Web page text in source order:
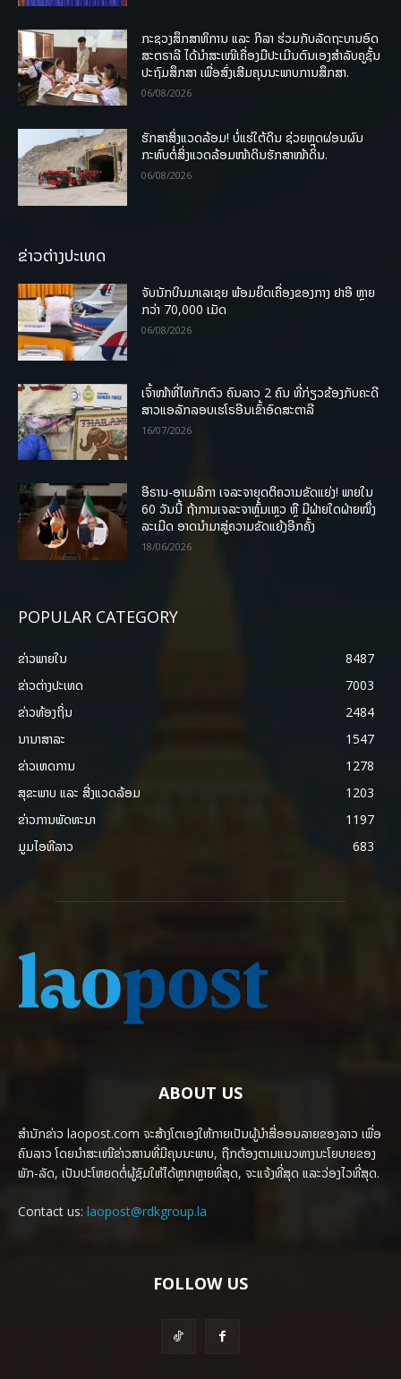
ກະຊວງສຶກສາທິການ ແລະ ກິລາ ຮ່ວມກັບລັດຖະບານອົດ
ສະຕຣາລີ ໄດ້ນຳສະເໜີເຄື່ອງມືປະເມີນຕົນເອງສຳລັບຄູຊັ້ນ
ປະຖົມສຶກສາ ເພື່ອສົ່ງເສີມຄຸນນະພາບການສຶກສາ.
06/08/2026
ຮັກສາສິ່ງແວດລ້ອມ! ບໍ່ແຮ່ໃຕ້ດິນ ຊ່ວຍຫຼຸດຜ່ອນຜົນ
ກະທົບຕໍ່ສິ່ງແວດລ້ອມໜ້າດິນຮັກສາໜ້າດິນ.
06/08/2026
ຂ່າວຕ່າງປະເທດ
ຈັບນັກບິນມາເລເຊຍ ພ້ອມຍຶດເຄື່ອງຂອງກາງ ຢາອີ ຫຼາຍ
ກວ່າ 70,000 ເມັດ
06/08/2026
ເຈົ້າໜ້າທີ່ໄທກັກຕົວ ຄົນລາວ 2 ຄົນ ທີ່ກ່ຽວຂ້ອງກັບຄະດີ
ສາວແອລັກລອບເຮໂຣອີນເຂົ້າອົດສະຕາລີ
16/07/2026
ອີຣານ-ອາເມລິກາ ເຈລະຈາຍຸດຕິຄວາມຂັດແຍ່ງ! ພາຍໃນ
60 ວັນນີ້ ຖ້າການເຈລະຈາຫຼົ້ມເຫຼວ ຫຼື ມີຝ່າຍໃດຝ່າຍໜຶ່ງ
ລະເມີດ ອາດນໍາມາສູ່ຄວາມຂັດແຍ້ງອີກຄັ້ງ
18/06/2026
POPULAR CATEGORY
ຂ່າວພາຍ​ໃນ
8487
ຂ່າວຕ່າງປະເທດ
7003
ຂ່າວທ້ອງຖິ່ນ
2484
ນານາສາລະ
1547
ຂ່າວເຫດການ
1278
ສຸຂະພາບ ແລະ ສີ່ງແວດລ້ອມ
1203
ຂ່າວການພັດທະນາ
1197
ມູມໄອທີລາວ
683
ABOUT US
ສຳນັກຂ່າວ laopost.com ຈະສ້າງໂຕເອງໃຫ້ກາຍເປັນຜູ້ນຳສື່ອອນລາຍຂອງລາວ ເພື່ອ
ຄົນລາວ ໂດຍນຳສະເໜີຂ່າວສານທີ່ມີຄຸນນະພາບ, ຖືກຕ້ອງຕາມແນວທາງນະໂຍບາຍຂອງ
ພັກ-ລັດ, ເປັນປະໂຫຍດຕໍ່ຜູ້ຊົມໃຫ້ໄດ້ຫຼາກຫຼາຍທີ່ສຸດ, ຈະແຈ້ງທີ່ສຸດ ແລະວ່ອງໄວທີ່ສຸດ.
Contact us: laopost@rdkgroup.la
FOLLOW US